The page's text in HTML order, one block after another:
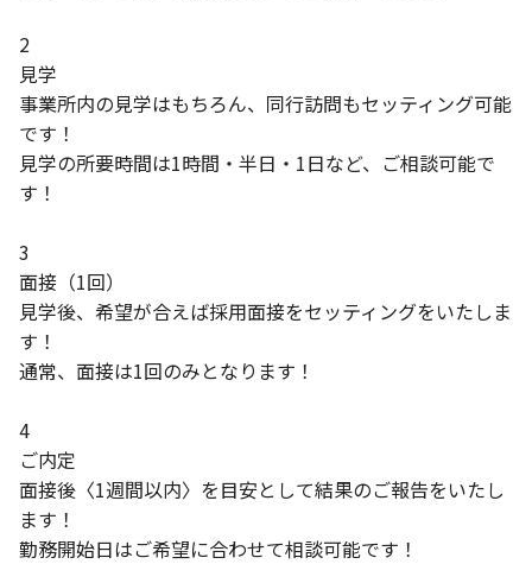
2
見学
事業所内の見学はもちろん、同行訪問もセッティング可能
です！
見学の所要時間は1時間・半日・1日など、ご相談可能で
す！
3
面接（1回）
見学後、希望が合えば採用面接をセッティングをいたしま
す！
通常、面接は1回のみとなります！
4
ご内定
面接後〈1週間以内〉を目安として結果のご報告をいたし
ます！
勤務開始日はご希望に合わせて相談可能です！